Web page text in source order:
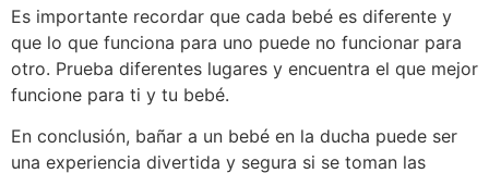
Es importante recordar que cada bebé es diferente y
que lo que funciona para uno puede no funcionar para
otro. Prueba diferentes lugares y encuentra el que mejor
funcione para ti y tu bebé.
En conclusión, bañar a un bebé en la ducha puede ser
una experiencia divertida y segura si se toman las